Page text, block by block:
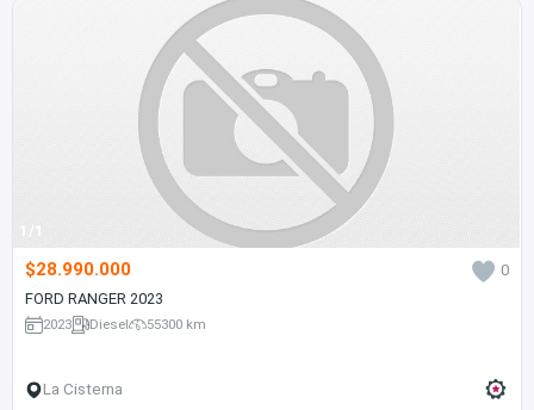
1/1
$28.990.000
0
FORD RANGER 2023
2023 Diesel 55300 km
La Cisterna